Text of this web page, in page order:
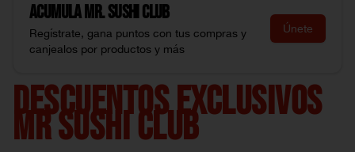
AcumulaMr. Sushi Club
Regístrate, gana puntos con tus compras y
canjealos por productos y más
Únete
DESCUENTOS EXCLUSIVOS
MR SUSHI CLUB